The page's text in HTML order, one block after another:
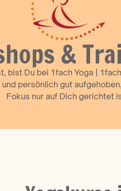
&
Du bei 1fach Yoga |
persönlich gut
Fokus nur auf Dich gerichtet